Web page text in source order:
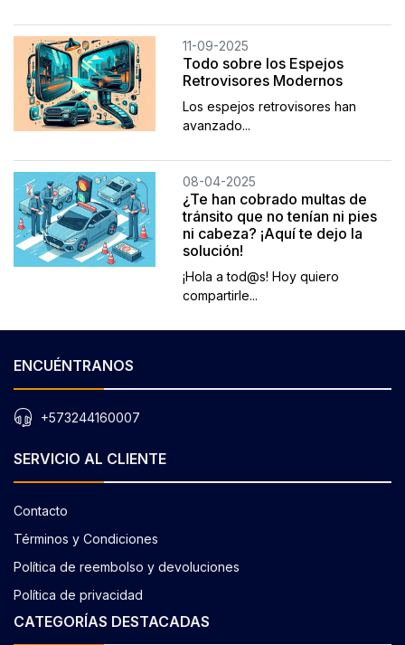
11-09-2025
Todo sobre los Espejos
Retrovisores Modernos
Los espejos retrovisores han
avanzado...
08-04-2025
¿Te han cobrado multas de
tránsito que no tenían ni pies
ni cabeza? ¡Aquí te dejo la
solución!
¡Hola a tod@s! Hoy quiero
compartirle...
ENCUÉNTRANOS
+573244160007
SERVICIO AL CLIENTE
Contacto
Términos y Condiciones
Política de reembolso y devoluciones
Política de privacidad
CATEGORÍAS DESTACADAS